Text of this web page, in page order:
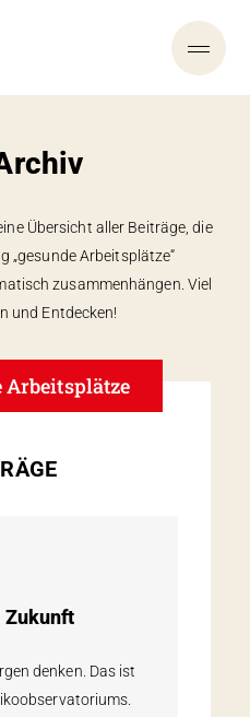
Übersicht aller Beiträge, die
„gesunde Arbeitsplätze“
zusammen­hängen. Viel
und Entdecken!
Arbeitsplätze
Zukunft
denken. Das ist